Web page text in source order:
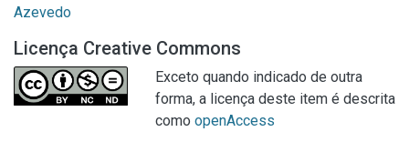
Azevedo
Licença Creative Commons
Exceto quando indicado de outra
forma, a licença deste item é descrita
como openAccess